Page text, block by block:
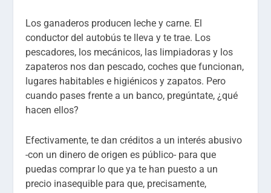
Los ganaderos producen leche y carne. El
conductor del autobús te lleva y te trae. Los
pescadores, los mecánicos, las limpiadoras y los
zapateros nos dan pescado, coches que funcionan,
lugares habitables e higiénicos y zapatos. Pero
cuando pases frente a un banco, pregúntate, ¿qué
hacen ellos?
Efectivamente, te dan créditos a un interés abusivo
-con un dinero de origen es público- para que
puedas comprar lo que ya te han puesto a un
precio inasequible para que, precisamente,